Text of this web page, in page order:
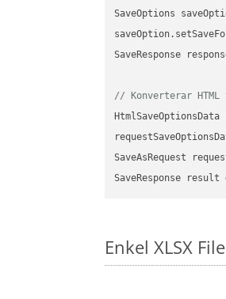
SaveOptions
SaveResponse
// Konverterar HTML
SaveAsRequest
Enkel XLSX